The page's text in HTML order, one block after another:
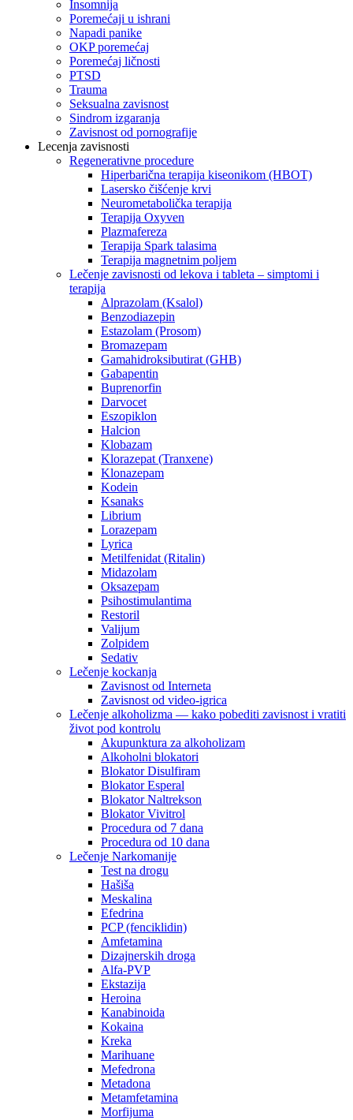
Insomnija
Poremećaji u ishrani
Napadi panike
OKP poremećaj
Poremećaj ličnosti
PTSD
Trauma
Seksualna zavisnost
Sindrom izgaranja
Zavisnost od pornografije
Lecenja zavisnosti
Regenerativne procedure
Hiperbarična terapija kiseonikom (HBOT)
Lasersko čišćenje krvi
Neurometabolička terapija
Terapija Oxyven
Plazmafereza
Terapija Spark talasima
Terapija magnetnim poljem
Lečenje zavisnosti od lekova i tableta – simptomi i
terapija
Alprazolam (Ksalol)
Benzodiazepin
Estazolam (Prosom)
Bromazepam
Gamahidroksibutirat (GHB)
Gabapentin
Buprenorfin
Darvocet
Eszopiklon
Halcion
Klobazam
Klorazepat (Tranxene)
Klonazepam
Kodein
Ksanaks
Librium
Lorazepam
Lyrica
Metilfenidat (Ritalin)
Midazolam
Oksazepam
Psihostimulantima
Restoril
Valijum
Zolpidem
Sedativ
Lečenje kockanja
Zavisnost od Interneta
Zavisnost od video-igrica
Lečenje alkoholizma — kako pobediti zavisnost i vratiti
život pod kontrolu
Akupunktura za alkoholizam
Alkoholni blokatori
Blokator Disulfiram
Blokator Esperal
Blokator Naltrekson
Blokator Vivitrol
Procedura od 7 dana
Procedura od 10 dana
Lečenje Narkomanije
Test na drogu
Hašiša
Meskalina
Efedrina
PCP (fenciklidin)
Amfetamina
Dizajnerskih droga
Alfa-PVP
Ekstazija
Heroina
Kanabinoida
Kokaina
Kreka
Marihuane
Mefedrona
Metadona
Metamfetamina
Morfijuma